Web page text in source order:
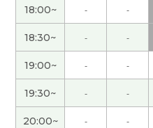
老师辛苦了，好久不见了
暂停，希望坚持练习保
)
いつも楽しくおしゃべり
ざいました。( 男性 )
18:00~ - -
18:30~ - -
19:00~ - -
19:30~ - -
20:00~ - -